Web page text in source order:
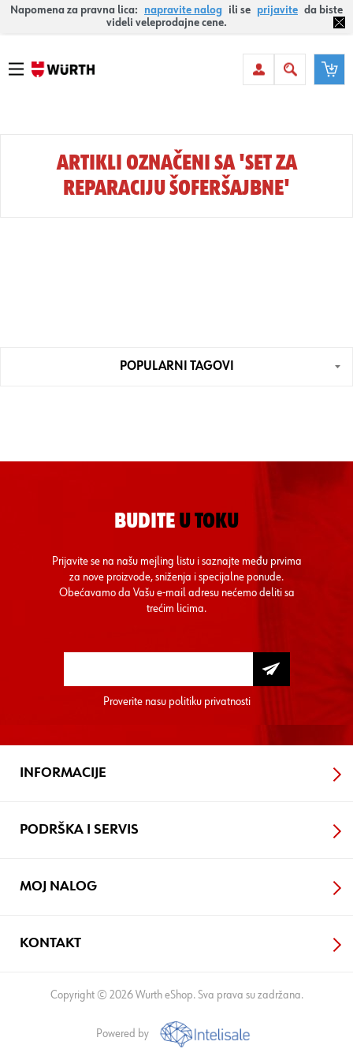
Napomena za pravna lica: napravite nalog ili se prijavite da biste
videli veleprodajne cene.
ARTIKLI OZNAČENI SA 'SET ZA
REPARACIJU ŠOFERŠAJBNE'
POPULARNI TAGOVI
BUDITE U TOKU
Prijavite se na našu mejling listu i saznajte među prvima
za nove proizvode, sniženja i specijalne ponude.
Obećavamo da Vašu e-mail adresu nećemo deliti sa
trećim licima.
Proverite nasu politiku privatnosti
INFORMACIJE
PODRŠKA I SERVIS
MOJ NALOG
KONTAKT
Copyright © 2026 Wurth eShop. Sva prava su zadržana.
Powered by